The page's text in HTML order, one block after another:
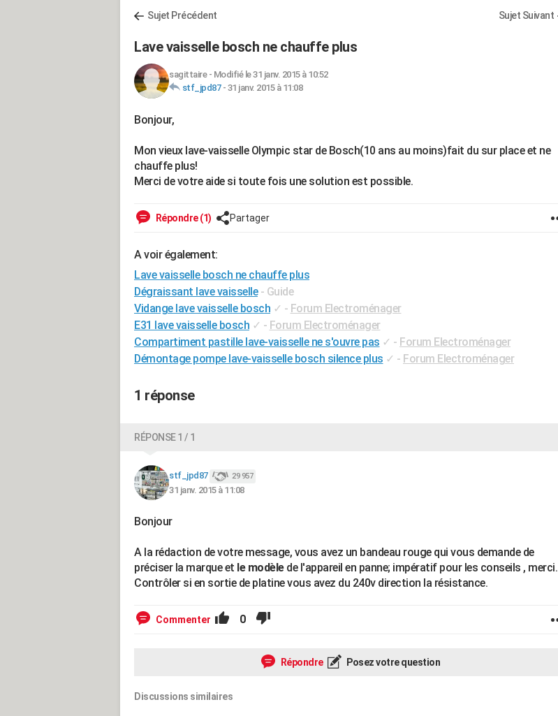
Sujet Précédent Sujet Suivant
Lave vaisselle bosch ne chauffe plus
sagittaire- Modifié le 31 janv. 2015 à 10:52
stf_jpd87- 31 janv. 2015 à 11:08
Bonjour,
Mon vieux lave-vaisselle Olympic star de Bosch(10 ans au moins)fait du sur place et ne
chauffe plus!
Merci de votre aide si toute fois une solution est possible.
Répondre (1) Partager
A voir également:
Lave vaisselle bosch ne chauffe plus
Dégraissant lave vaisselle - Guide
Vidange lave vaisselle bosch ✓ - Forum Electroménager
E31 lave vaisselle bosch ✓ - Forum Electroménager
Compartiment pastille lave-vaisselle ne s'ouvre pas ✓ - Forum Electroménager
Démontage pompe lave-vaisselle bosch silence plus ✓ - Forum Electroménager
1 réponse
RÉPONSE 1 / 1
stf_jpd87 29 957
31 janv. 2015 à 11:08
Bonjour
A la rédaction de votre message, vous avez un bandeau rouge qui vous demande de
préciser la marque et le modèle de l'appareil en panne; impératif pour les conseils , merci.
Contrôler si en sortie de platine vous avez du 240v direction la résistance.
Commenter 0
Répondre Posez votre question
Discussions similaires